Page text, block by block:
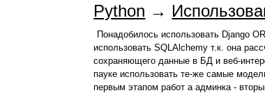
Python →
Понадобилось использовать Django
использовать SQLAlchemy т.к. она
сохраняющего данные в БД и веб-
пауке использовать те-же самые
первым этапом работ а админка -